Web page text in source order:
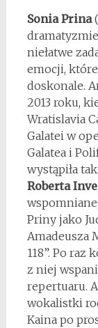
Sonia Prina
niełatwe
emocji,
doskonale.
2013 roku,
Wratislavia
Galatei w
Galatea i
wystąpiła
Roberta
Priny jako
Amadeusza
118”. Po raz
z niej
repertuaru.
wokalistki
Kaina po